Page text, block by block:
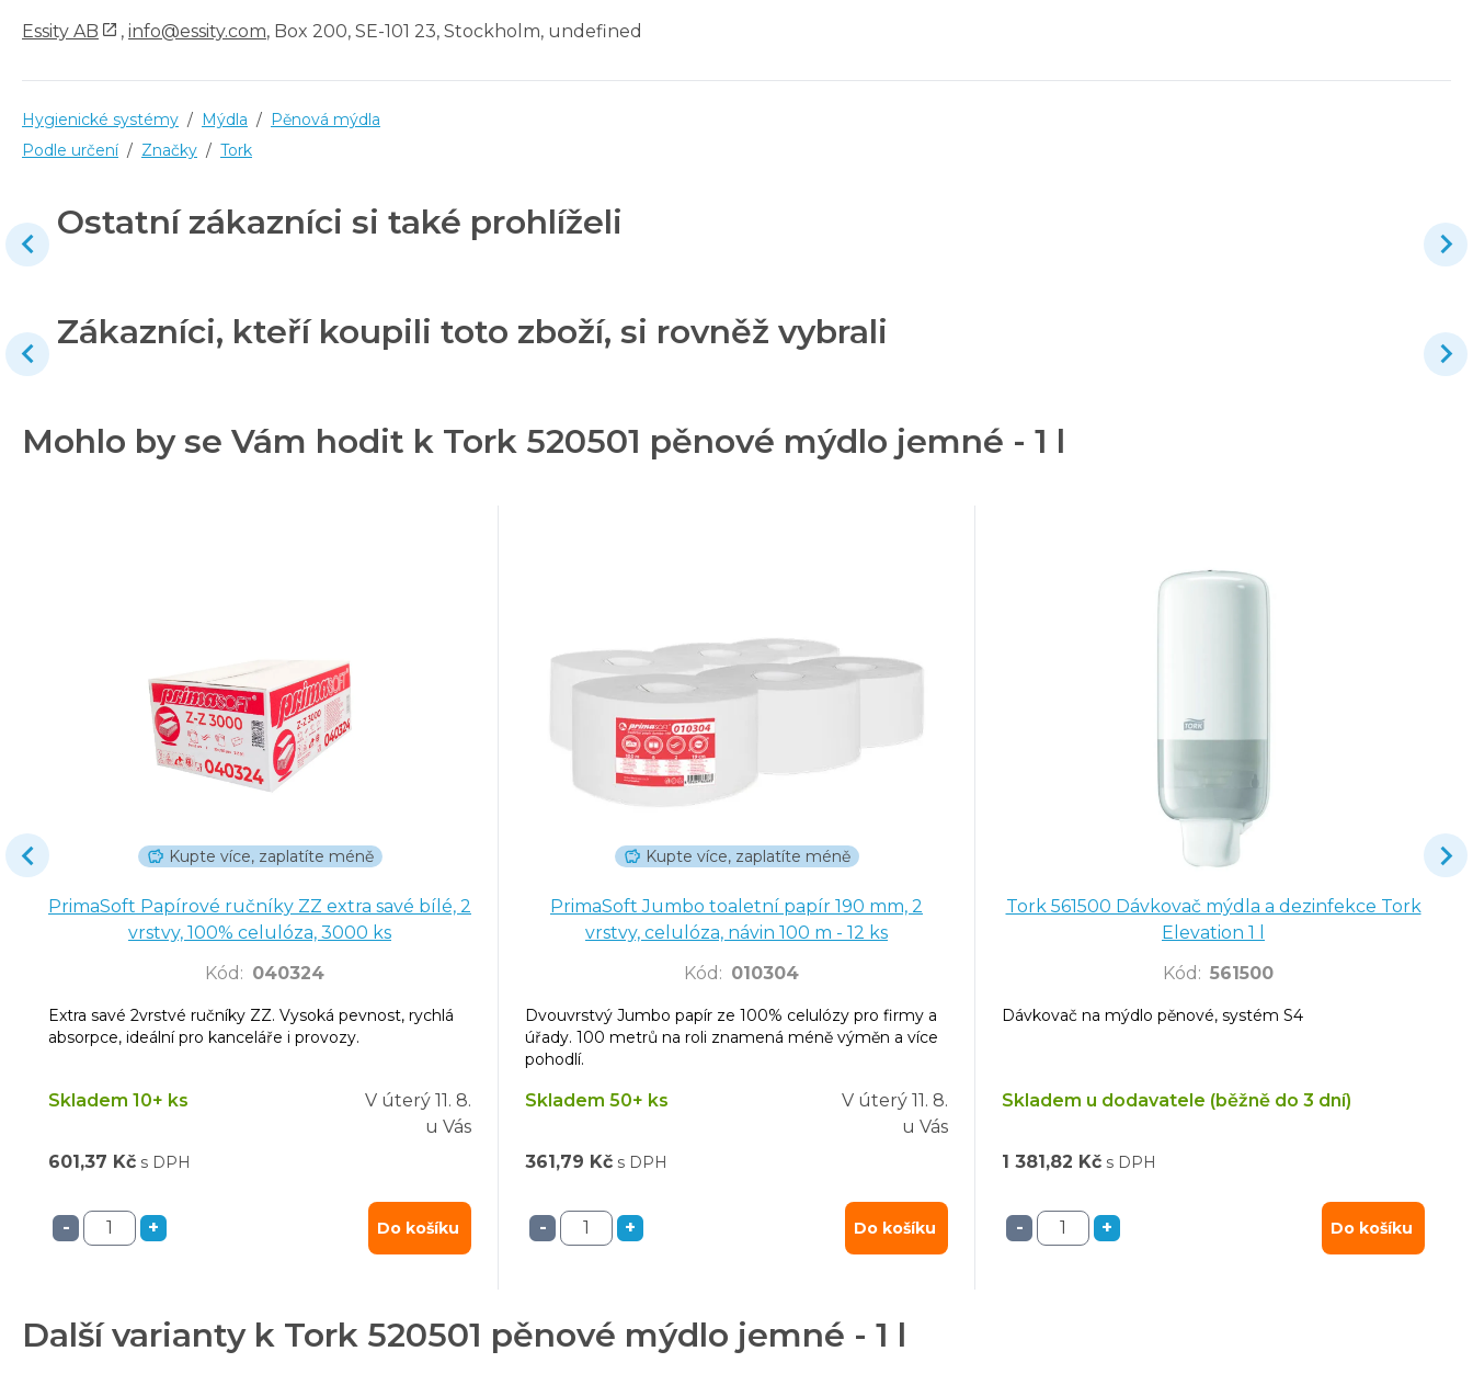
Essity AB , info@essity.com, Box 200, SE-101 23, Stockholm, undefined
Hygienické systémy / Mýdla / Pěnová mýdla
Podle určení / Značky / Tork
Ostatní zákazníci si také prohlíželi
Zákazníci, kteří koupili toto zboží, si rovněž vybrali
Mohlo by se Vám hodit k Tork 520501 pěnové mýdlo jemné - 1 l
Kupte více, zaplatíte méně
PrimaSoft Papírové ručníky ZZ extra savé bílé, 2
vrstvy, 100% celulóza, 3000 ks
Kód : 040324
Extra savé 2vrstvé ručníky ZZ. Vysoká pevnost, rychlá
absorpce, ideální pro kanceláře i provozy.
Skladem 10+ ks V úterý 11. 8.
u Vás
601,37 Kč s DPH
- + Do košíku
Kupte více, zaplatíte méně
PrimaSoft Jumbo toaletní papír 190 mm, 2
vrstvy, celulóza, návin 100 m - 12 ks
Kód : 010304
Dvouvrstvý Jumbo papír ze 100% celulózy pro firmy a
úřady. 100 metrů na roli znamená méně výměn a více
pohodlí.
Skladem 50+ ks V úterý 11. 8.
u Vás
361,79 Kč s DPH
- + Do košíku
Tork 561500 Dávkovač mýdla a dezinfekce Tork
Elevation 1 l
Kód : 561500
Dávkovač na mýdlo pěnové, systém S4
Skladem u dodavatele (běžně do 3 dní)
1 381,82 Kč s DPH
- + Do košíku
Další varianty k Tork 520501 pěnové mýdlo jemné - 1 l